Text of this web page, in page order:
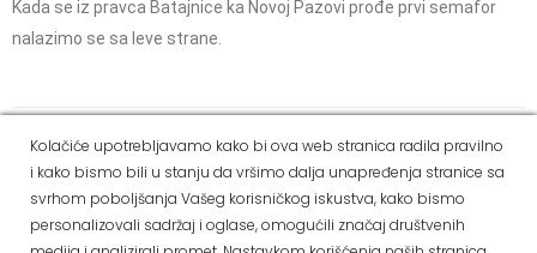
Kada se iz pravca Batajnice ka Novoj Pazovi prođe prvi semafor
nalazimo se sa leve strane.
Dostava i
način
plaćanja
Politika
privatnosti
Kako
kupiti
Reklamacije i pravo
na odustajanje
Social Media
Kolačiće upotrebljavamo kako bi ova web stranica radila pravilno
i kako bismo bili u stanju da vršimo dalja unapređenja stranice sa
svrhom poboljšanja Vašeg korisničkog iskustva, kako bismo
personalizovali sadržaj i oglase, omogućili značaj društvenih